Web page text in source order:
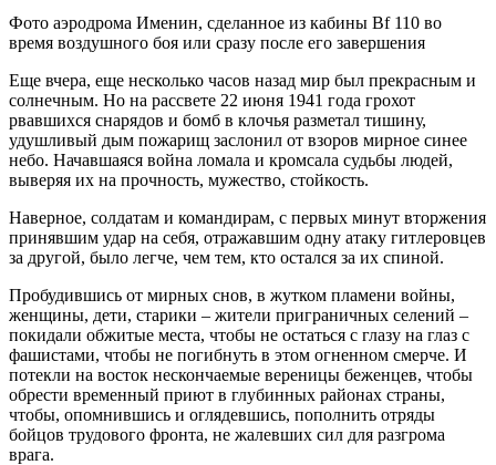
Фото аэродрома Именин, сделанное из кабины Bf 110 во
время воздушного боя или сразу после его завершения
Еще вчера, еще несколько часов назад мир был прекрасным и
солнечным. Но на рассвете 22 июня 1941 года грохот
рвавшихся снарядов и бомб в клочья разметал тишину,
удушливый дым пожарищ заслонил от взоров мирное синее
небо. Начавшаяся война ломала и кромсала судьбы людей,
выверяя их на прочность, мужество, стойкость.
Наверное, солдатам и командирам, с первых минут вторжения
принявшим удар на себя, отражавшим одну атаку гитлеровцев
за другой, было легче, чем тем, кто остался за их спиной.
Пробудившись от мирных снов, в жутком пламени войны,
женщины, дети, старики – жители приграничных селений –
покидали обжитые места, чтобы не остаться с глазу на глаз с
фашистами, чтобы не погибнуть в этом огненном смерче. И
потекли на восток нескончаемые вереницы беженцев, чтобы
обрести временный приют в глубинных районах страны,
чтобы, опомнившись и оглядевшись, пополнить отряды
бойцов трудового фронта, не жалевших сил для разгрома
врага.